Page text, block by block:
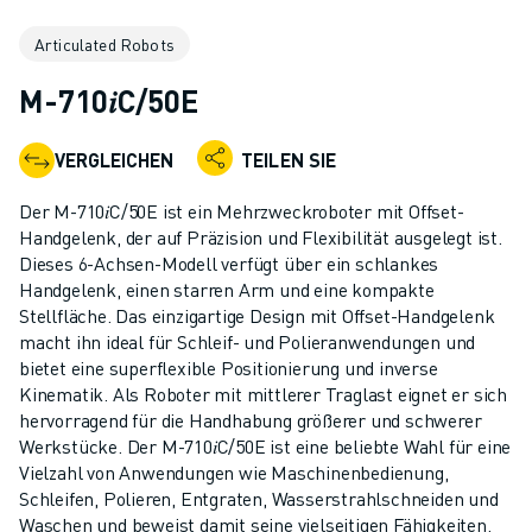
ROBOTERPALETTE
ROBOTER-ZUBEHÖR
ROBOTER-SOFTWARE
SIMULATIONSSOFTWARE
ROBOTIK-PRODUKTE FÜR DEN BILDUNGSBEREICH
ROBOTER-AUTOMATISIERUNG
KOMPAKTE CNC-BEARBEITUNGSZENTREN
ROBODRILL-FILTER
ROBODRILL KOMPAKTE CNC-BEARBEITUNGSZENTREN
ROBODRILL HARDWARE
ROBODRILL SOFTWARE
ROBODRILL VORBEUGENDE WARTUNG
ROBODRILL NACHHALTIGKEIT
ROBODRILL ROBOTER-PAKET
ROBODRILL BILDUNGSPAKET
Articulated Robots
M-710𝑖C/50E
VERGLEICHEN TEILEN SIE
Der M-710𝑖C/50E ist ein Mehrzweckroboter mit Offset-
Handgelenk, der auf Präzision und Flexibilität ausgelegt ist.
Dieses 6-Achsen-Modell verfügt über ein schlankes
Handgelenk, einen starren Arm und eine kompakte
Stellfläche. Das einzigartige Design mit Offset-Handgelenk
macht ihn ideal für Schleif- und Polieranwendungen und
bietet eine superflexible Positionierung und inverse
Kinematik. Als Roboter mit mittlerer Traglast eignet er sich
hervorragend für die Handhabung größerer und schwerer
Werkstücke. Der M-710𝑖C/50E ist eine beliebte Wahl für eine
Vielzahl von Anwendungen wie Maschinenbedienung,
Schleifen, Polieren, Entgraten, Wasserstrahlschneiden und
Waschen und beweist damit seine vielseitigen Fähigkeiten.